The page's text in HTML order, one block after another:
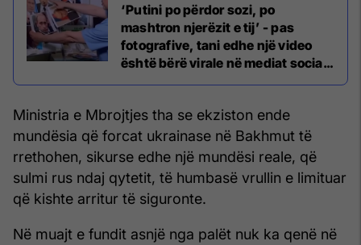
‘Putini po përdor sozi, po
mashtron njerëzit e tij’ - pas
fotografive, tani edhe një video
është bërë virale në mediat sociale
Ministria e Mbrojtjes tha se ekziston ende
mundësia që forcat ukrainase në Bakhmut të
rrethohen, sikurse edhe një mundësi reale, që
sulmi rus ndaj qytetit, të humbasë vrullin e limituar
që kishte arritur të siguronte.
Në muajt e fundit asnjë nga palët nuk ka qenë në